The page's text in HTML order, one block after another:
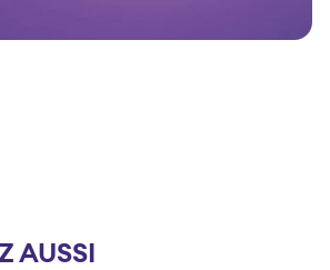
AUSSI